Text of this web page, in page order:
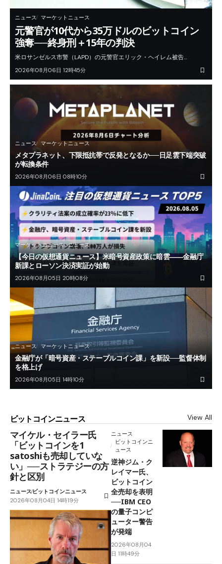
ニュース マーケットニュース
元警官が10代から35万ドルのビットコイン
強奪──終身刑＋15年の判決
米ロサンゼルス市警（LAPD）の元警官エリック・ヘイレム被告…
2026年08月06日 12時45分
ニュース マーケットニュース
メタプラネット、下限抵抗帯で反発となるか──日足雲下端突破
が転換条件
2026年08月06日 08時10分
マーケットニュース ニュース
【今日の仮想通貨ニュース】米暗号資産政策に暗雲――金融庁
新課とローソン決済実証が始動
2026年08月05日 20時08分
ニュース マーケットニュース
金融庁が「暗号資産・ステーブルコイン課」を新設──監督体制
を格上げ
2026年08月05日 14時10分
ビットコインニュース View All
マイケル・セイラー氏
「ビットコインを1
satoshiも売却していな
い」──ストラテジーの方
針と区別
ニュースビットコインニュース
2026年08月04日 14時19分
ニュース
ビットコインニ
ュース
逆神ジム・ク
レイマー氏、
ビットコイン
全売却を表明
──IBM CEO
の量子コンピ
ューター警告
が発端
2026年08月04
日 11時49分